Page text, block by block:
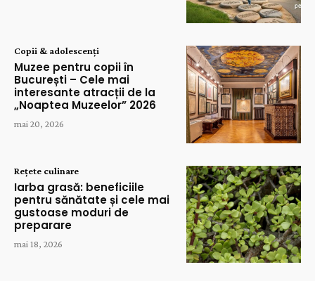
Copii & adolescenți
Muzee pentru copii în
București – Cele mai
interesante atracții de la
„Noaptea Muzeelor” 2026
mai 20, 2026
Rețete culinare
Iarba grasă: beneficiile
pentru sănătate și cele mai
gustoase moduri de
preparare
mai 18, 2026